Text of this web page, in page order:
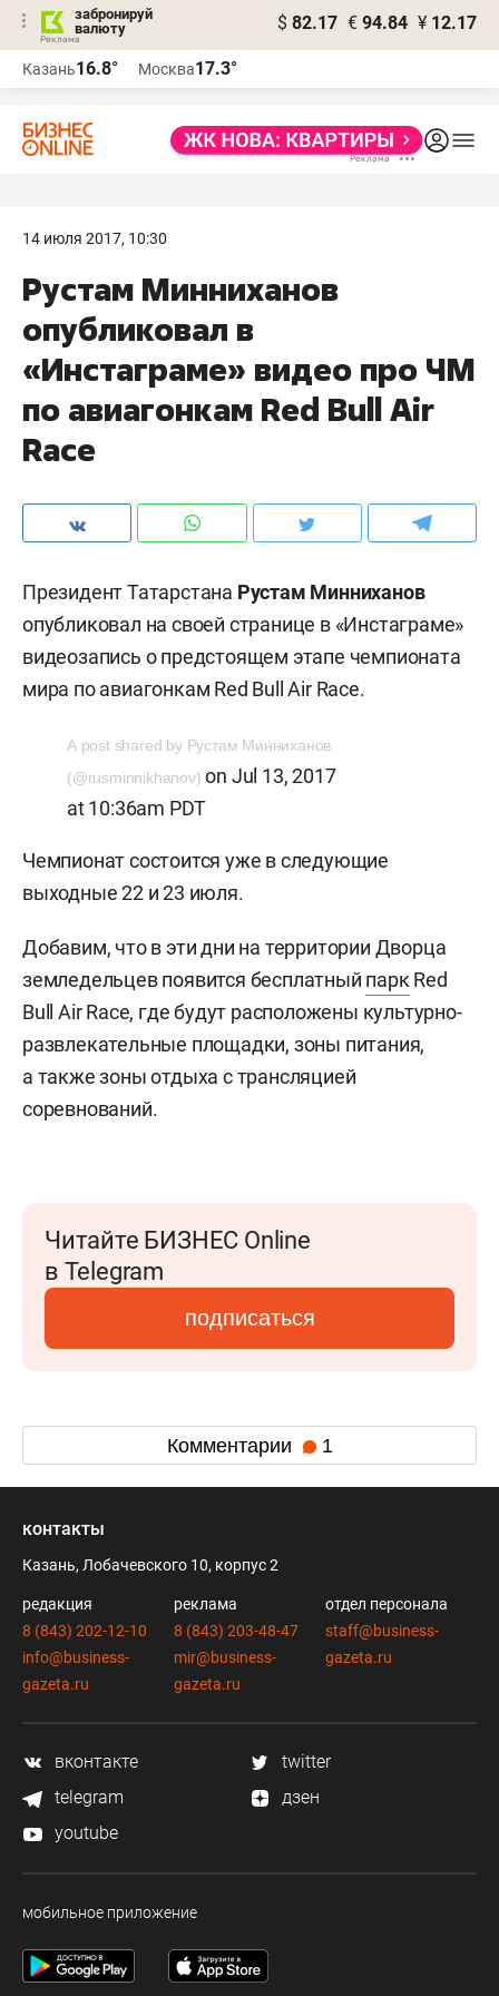
забронируй
валюту
$ 82.17 € 94.84 ¥ 12.17
Казань16.8° Москва17.3°
14 июля 2017, 10:30
Рустам Минниханов
опубликовал в
«Инстаграме» видео про ЧМ
по авиагонкам Red Bull Air
Race
Президент Татарстана Рустам Минниханов
опубликовал на своей странице в «Инстаграме»
видеозапись о предстоящем этапе чемпионата
мира по авиагонкам Red Bull Air Race.
A post shared by Рустам Минниханов
(@rusminnikhanov) on Jul 13, 2017
at 10:36am PDT
Чемпионат состоится уже в следующие
выходные 22 и 23 июля.
Добавим, что в эти дни на территории Дворца
земледельцев появится бесплатный парк Red
Bull Air Race, где будут расположены культурно-
развлекательные площадки, зоны питания,
а также зоны отдыха с трансляцией
соревнований.
Читайте БИЗНЕС Online
в Telegram
подписаться
Комментарии 1
контакты
Казань, Лобачевского 10, корпус 2
редакция
8 (843) 202-12-10
info@business-
gazeta.ru
реклама
8 (843) 203-48-47
mir@business-
gazeta.ru
отдел персонала
staff@business-
gazeta.ru
вконтакте
twitter
telegram
дзен
youtube
мобильное приложение